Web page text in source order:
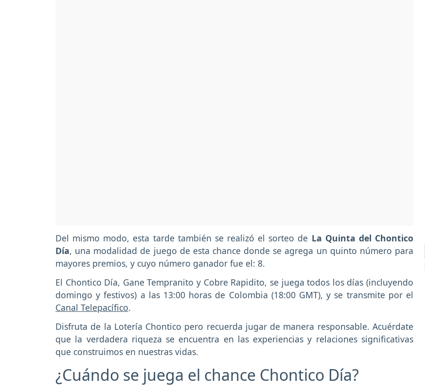
Del mismo modo, esta tarde también se realizó el sorteo de La Quinta del Chontico
Día, una modalidad de juego de esta chance donde se agrega un quinto número para
mayores premios, y cuyo número ganador fue el: 8.
El Chontico Día, Gane Tempranito y Cobre Rapidito, se juega todos los días (incluyendo
domingo y festivos) a las 13:00 horas de Colombia (18:00 GMT), y se transmite por el
Canal Telepacífico.
Disfruta de la Lotería Chontico pero recuerda jugar de manera responsable. Acuérdate
que la verdadera riqueza se encuentra en las experiencias y relaciones significativas
que construimos en nuestras vidas.
¿Cuándo se juega el chance Chontico Día?